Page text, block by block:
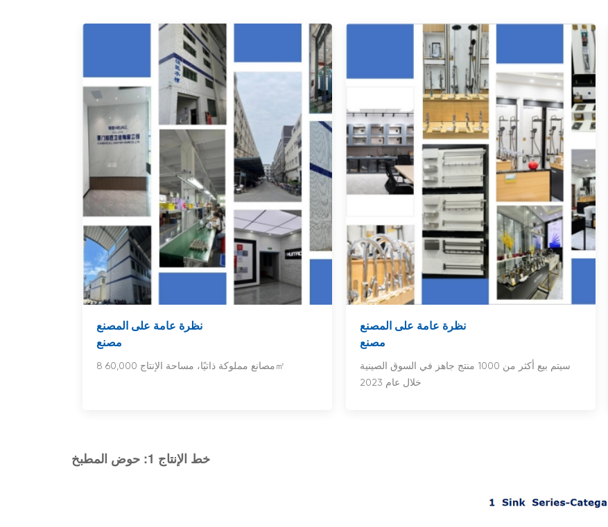
نظرة عامة على المصنع
مصنع
8 مصانع مملوكة ذاتيًا، مساحة الإنتاج 60,000㎡
نظرة عامة على المصنع
مصنع
سيتم بيع أكثر من 1000 منتج جاهز في السوق الصينية
خلال عام 2023
خط الإنتاج 1: حوض المطبخ